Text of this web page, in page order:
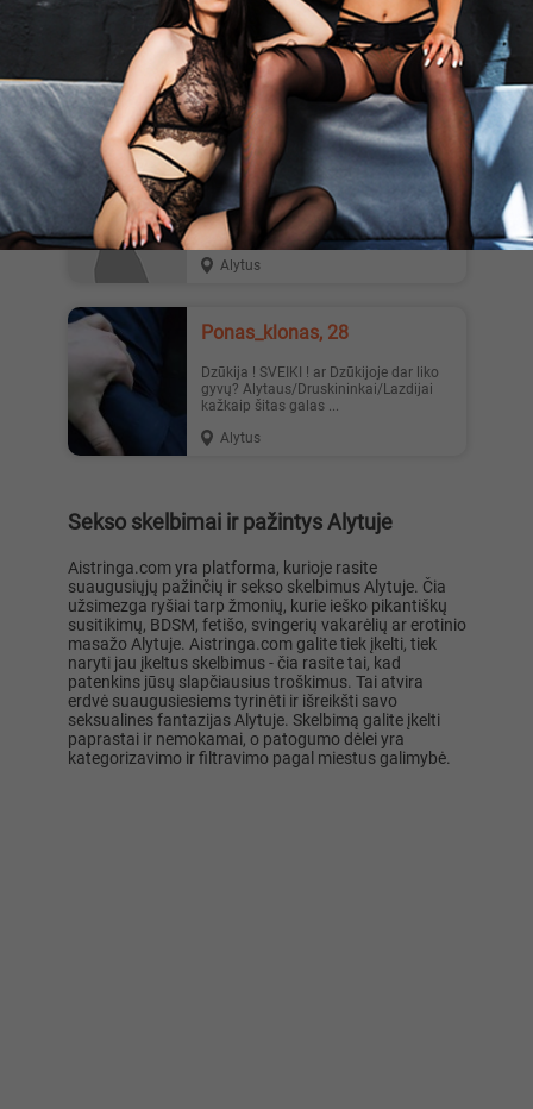
062965696 Susitikčiau šiandien su
moterimi
Alytus
Noriuu69, 30
reguliariai susitikti oraliniam ir seksui.
Galimos dovaneles....
Alytus
Ponas_klonas, 28
Dzūkija ! SVEIKI ! ar Dzūkijoje dar liko
gyvų? Alytaus/Druskininkai/Lazdijai
kažkaip šitas galas ...
Alytus
Sekso skelbimai ir pažintys Alytuje
Aistringa.com yra platforma, kurioje rasite
suaugusiųjų pažinčių ir sekso skelbimus Alytuje. Čia
užsimezga ryšiai tarp žmonių, kurie ieško pikantiškų
susitikimų, BDSM, fetišo, svingerių vakarėlių ar erotinio
masažo Alytuje. Aistringa.com galite tiek įkelti, tiek
naryti jau įkeltus skelbimus - čia rasite tai, kad
patenkins jūsų slapčiausius troškimus. Tai atvira
erdvė suaugusiesiems tyrinėti ir išreikšti savo
seksualines fantazijas Alytuje. Skelbimą galite įkelti
paprastai ir nemokamai, o patogumo dėlei yra
kategorizavimo ir filtravimo pagal miestus galimybė.